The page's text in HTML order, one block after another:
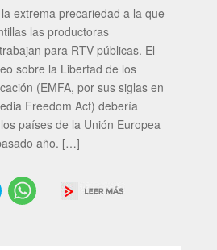
extrema precariedad a la que
las productoras
para RTV públicas. El
sobre la Libertad de los
(EMFA, por sus siglas en
Freedom Act) debería
países de la Unión Europea
año. […]